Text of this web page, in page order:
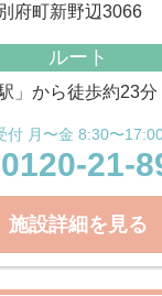
府町新野辺3066
ルート
」から徒歩約23分
付 月〜金 8:30〜
0120-21-
施設詳細を見る